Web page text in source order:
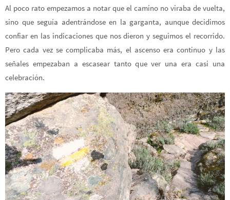
Al poco rato empezamos a notar que el camino no viraba de vuelta,
sino que seguía adentrándose en la garganta, aunque decidimos
confiar en las indicaciones que nos dieron y seguimos el recorrido.
Pero cada vez se complicaba más, el ascenso era continuo y las
señales empezaban a escasear tanto que ver una era casi una
celebración.